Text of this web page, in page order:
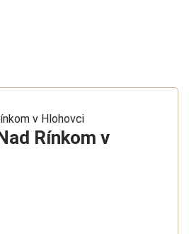
Rínkom v